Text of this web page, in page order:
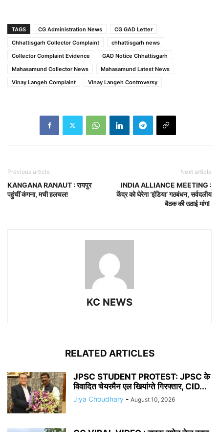
TAGS CG Administration News
CG GAD Letter
Chhattisgarh Collector Complaint
chhattisgarh news
Collector Complaint Evidence
GAD Notice Chhattisgarh
Mahasamund Collector News
Mahasamund Latest News
Vinay Langeh Complaint
Vinay Langeh Controversy
Previous article
KANGANA RANAUT : रायपुर
पहुंचीं कंगना, मची हलचल!
Next article
INDIA ALLIANCE MEETING :
केंद्र को घेरेगा ‘इंडिया’ गठबंधन, सर्वदलीय
बैठक की उठाई मांग!
KC NEWS
RELATED ARTICLES
JPSC STUDENT PROTEST: JPSC के
विवादित चेयरमैन एल खियांग्ते गिरफ्तार, CID...
Jiya Choudhary - August 10, 2026